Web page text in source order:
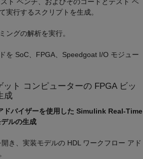
実行するスクリプトを生成。
ングの解析を実行。
を SoC、FPGA、Speedgoat I/O モジュー
ット コンピューターの FPGA ビッ
成
ドバイザーを使用した Simulink Real-Time
ルの生成
き、実装モデルの HDL ワークフロー アド